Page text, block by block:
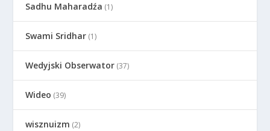
Sadhu Maharadźa (1)
Swami Sridhar (1)
Wedyjski Obserwator (37)
Wideo (39)
wisznuizm (2)